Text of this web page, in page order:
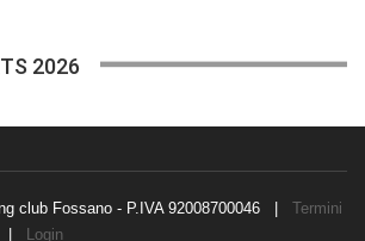
2026
club Fossano - P.IVA 92008700046
Termini
Login